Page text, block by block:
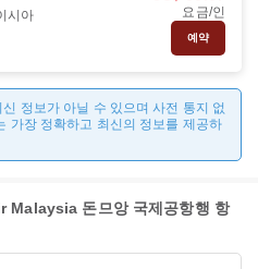
시아
요금/인
예약
정보가 아닐 수 있으며 사전 통지 없
가장 정확하고 최신의 정보를 제공하
Malaysia 돈므앙 국제공항행 항